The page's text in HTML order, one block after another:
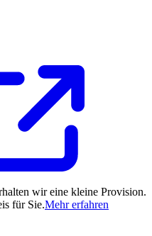
wir eine kleine Provision.
für Sie.Mehr erfahren